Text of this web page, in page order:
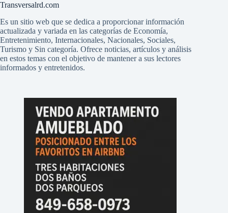
Transversalrd.com
Es un sitio web que se dedica a proporcionar información
actualizada y variada en las categorías de Economía,
Entretenimiento, Internacionales, Nacionales, Sociales,
Turismo y Sin categoría. Ofrece noticias, artículos y análisis
en estos temas con el objetivo de mantener a sus lectores
informados y entretenidos.